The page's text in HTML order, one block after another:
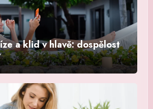
a klid v hlavě: dospělost